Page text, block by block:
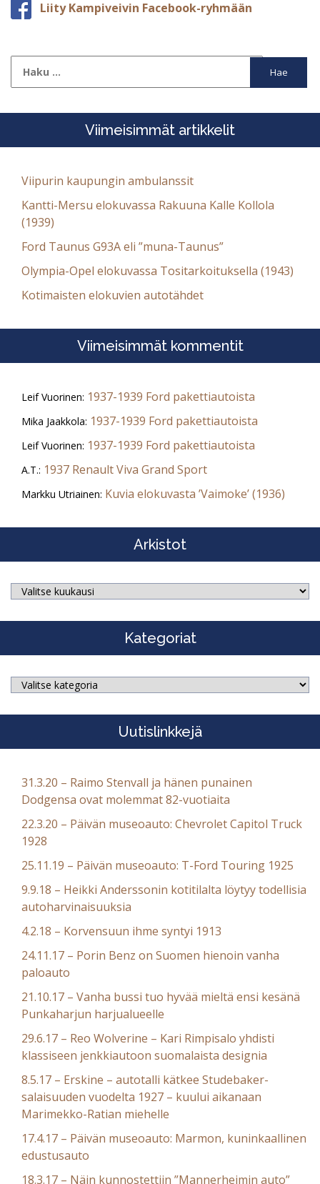
Liity Kampiveivin Facebook-ryhmään
Viimeisimmät artikkelit
Viipurin kaupungin ambulanssit
Kantti-Mersu elokuvassa Rakuuna Kalle Kollola
(1939)
Ford Taunus G93A eli ”muna-Taunus”
Olympia-Opel elokuvassa Tositarkoituksella (1943)
Kotimaisten elokuvien autotähdet
Viimeisimmät kommentit
Leif Vuorinen: 1937-1939 Ford pakettiautoista
Mika Jaakkola: 1937-1939 Ford pakettiautoista
Leif Vuorinen: 1937-1939 Ford pakettiautoista
A.T.: 1937 Renault Viva Grand Sport
Markku Utriainen: Kuvia elokuvasta ’Vaimoke’ (1936)
Arkistot
Arkistot
Kategoriat
Kategoriat
Uutislinkkejä
31.3.20 – Raimo Stenvall ja hänen punainen
Dodgensa ovat molemmat 82-vuotiaita
22.3.20 – Päivän museoauto: Chevrolet Capitol Truck
1928
25.11.19 – Päivän museoauto: T-Ford Touring 1925
9.9.18 – Heikki Anderssonin kotitilalta löytyy todellisia
autoharvinaisuuksia
4.2.18 – Korvensuun ihme syntyi 1913
24.11.17 – Porin Benz on Suomen hienoin vanha
paloauto
21.10.17 – Vanha bussi tuo hyvää mieltä ensi kesänä
Punkaharjun harjualueelle
29.6.17 – Reo Wolverine – Kari Rimpisalo yhdisti
klassiseen jenkkiautoon suomalaista designia
8.5.17 – Erskine – autotalli kätkee Studebaker-
salaisuuden vuodelta 1927 – kuului aikanaan
Marimekko-Ratian miehelle
17.4.17 – Päivän museoauto: Marmon, kuninkaallinen
edustusauto
18.3.17 – Näin kunnostettiin ”Mannerheimin auto”